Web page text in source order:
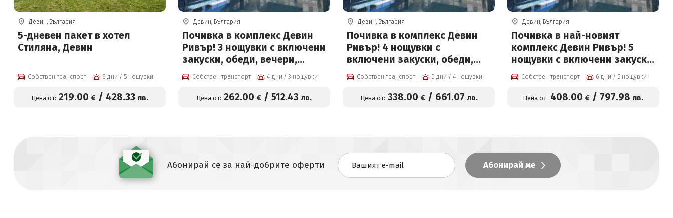
Девин, България
5-дневен пакет в хотел
Стиляна, Девин
Собствен транспорт 6 дни / 5 нощувки
Цена от: 219.00 €/ 428.33 лв.
Девин, България
Почивка в комплекс Девин
Ривър! 3 нощувки с включени
закуски, обеди, вечери,
плувен басейн и Релакс
център
Собствен транспорт 4 дни / 3 нощувки
Цена от: 262.00 € /512.43 лв.
Девин, България
Почивка в комплекс Девин
Ривър! 4 нощувки с
включени закуски, обеди,
вечери, плувен басейн и
Релакс център
Собствен транспорт 5 дни / 4 нощувки
Цена от: 338.00 €/ 661.07 лв.
Девин, България
Почивка в най-новият
комплекс Девин Ривър! 5
нощувки с включени закуски,
обеди, вечери, плувен
басейн и Релакс център
Собствен транспорт 6 дни / 5 нощувки
Цена от: 408.00 € / 797.98 лв.
Абонирай се за най-добрите оферти